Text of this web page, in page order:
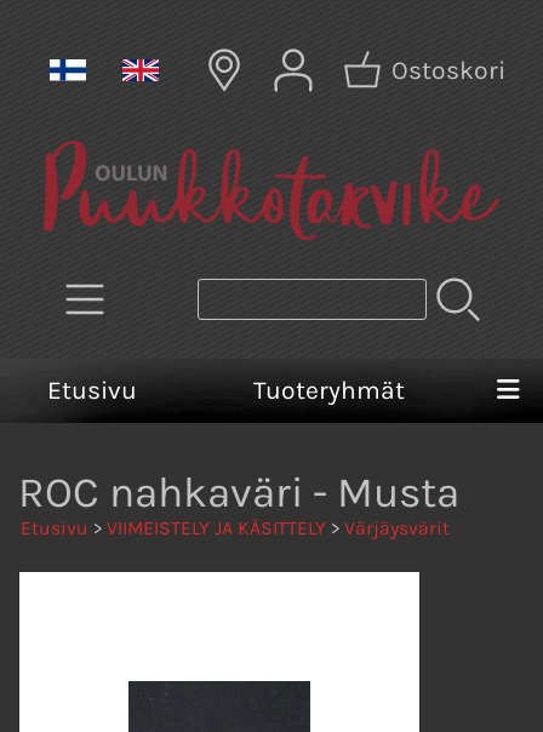
Ostoskori
Etusivu Tuoteryhmät
ROC nahkaväri - Musta
Etusivu > VIIMEISTELY JA KÄSITTELY > Värjäysvärit